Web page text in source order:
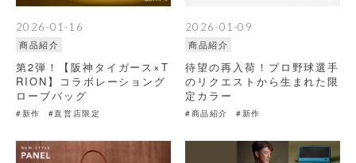
2026-01-16
商品紹介
第2弾！【阪神タイガース×T
RION】コラボレーショング
ローブバッグ
#新作 #直営店限定
2026-01-09
商品紹介
待望の再入荷！プロ野球選手
のリクエストから生まれた限
定カラー
#商品紹介 #新作